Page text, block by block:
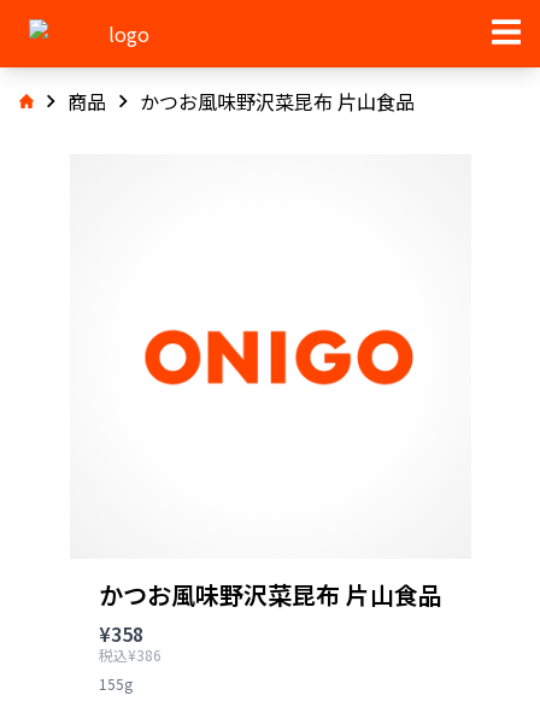
商品 かつお風味野沢菜昆布 片山食品
かつお風味野沢菜昆布 片山食品
¥358
税込¥386
155g